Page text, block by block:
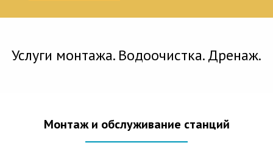
Услуги монтажа. Водоочистка. Дренаж.
Монтаж и обслуживание станций